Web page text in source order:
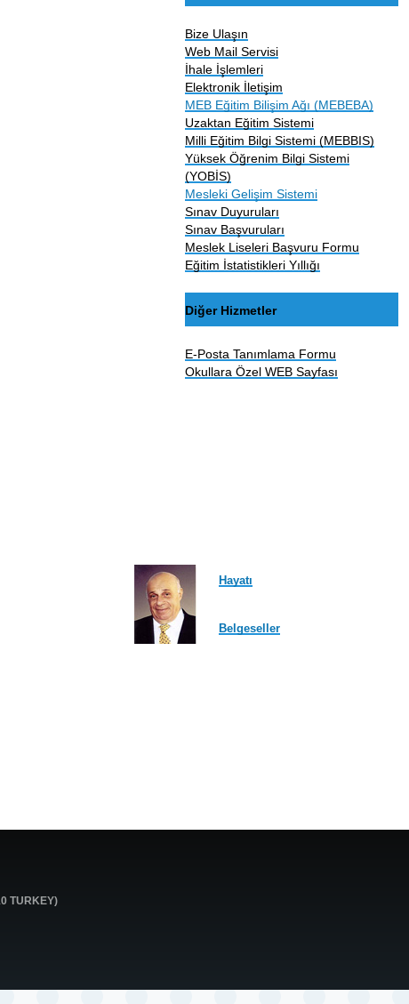
Bize Ulaşın
Web Mail Servisi
İhale İşlemleri
Elektronik İletişim
MEB Eğitim Bilişim Ağı (MEBEBA)
Uzaktan Eğitim Sistemi
Milli Eğitim Bilgi Sistemi (MEBBIS)
Yüksek Öğrenim Bilgi Sistemi
(YOBİS)
Mesleki Gelişim Sistemi
Sınav Duyuruları
Sınav Başvuruları
Meslek Liseleri Başvuru Formu
Eğitim İstatistikleri Yıllığı
Diğer Hizmetler
E-Posta Tanımlama Formu
Okullara Özel WEB Sayfası
Hayatı
Belgeseller
TURKEY)